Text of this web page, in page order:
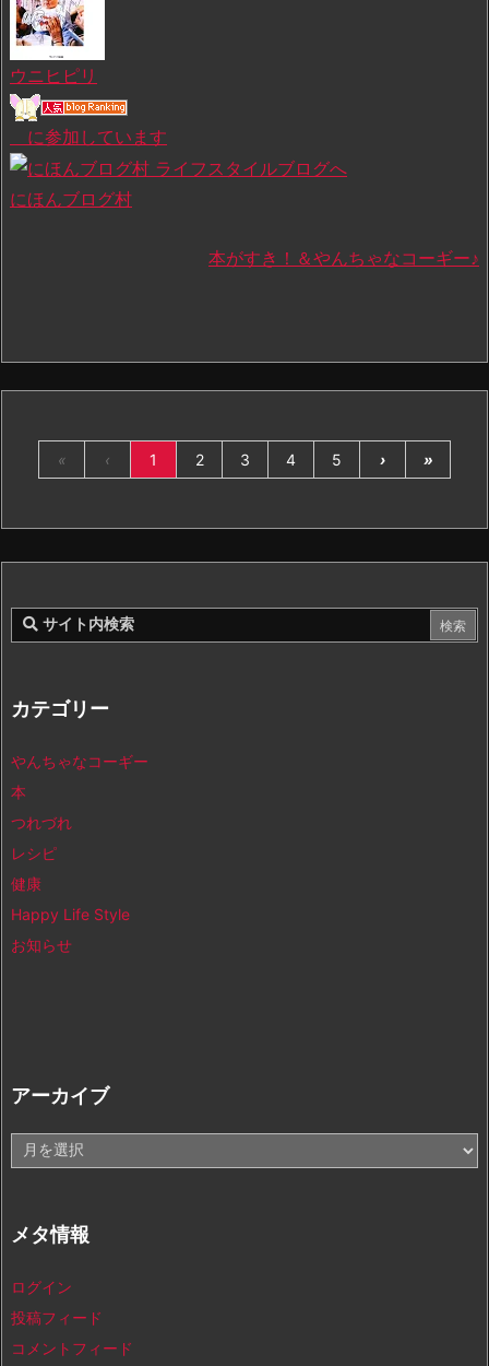
ウニヒピリ
に参加しています
にほんブログ村
本がすき！＆やんちゃなコーギー♪
« ‹ 1 2 3 4 5 › »
カテゴリー
やんちゃなコーギー
本
つれづれ
レシピ
健康
Happy Life Style
お知らせ
アーカイブ
ー
ブ
メタ情報
ログイン
投稿フィード
コメントフィード